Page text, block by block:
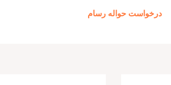
درخواست حواله رسام